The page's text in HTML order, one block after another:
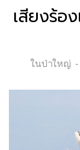
เสียงร้อ
Categories:
ในป่าใหญ่